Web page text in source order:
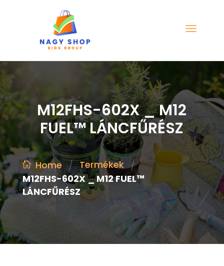
M12FHS-602X _ M12
FUEL™ LÁNCFŰRÉSZ
Home / Termékek /
M12FHS-602X _ M12 FUEL™
LÁNCFŰRÉSZ